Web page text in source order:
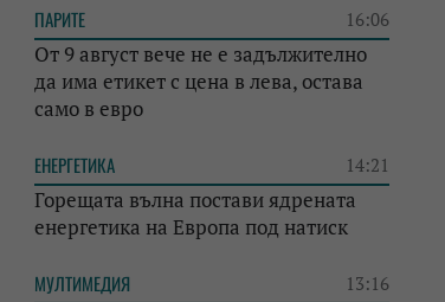
ПАРИТЕ 16:06
От 9 август вече не е задължително
да има етикет с цена в лева, остава
само в евро
ЕНЕРГЕТИКА 14:21
Горещата вълна постави ядрената
енергетика на Европа под натиск
МУЛТИМЕДИЯ 13:16